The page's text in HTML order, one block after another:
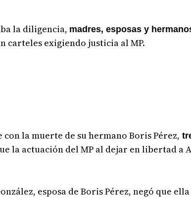
la diligencia, madres, esposas y
carteles exigiendo justicia al MP.
con la muerte de su hermano Boris Pérez,
la actuación del MP al dejar en libertad a
esposa de Boris Pérez, negó que